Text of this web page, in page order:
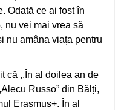
Odată ce ai fost în
nu vei mai vrea să
nu amâna viața pentru
că ,,În al doilea an de
Russo” din Bălți,
Erasmus+. În al